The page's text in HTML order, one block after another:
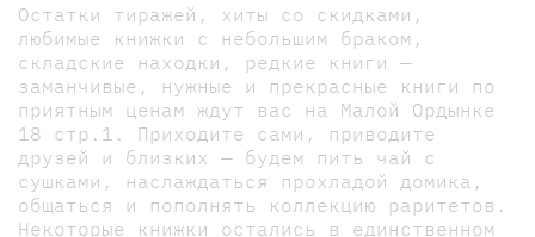
Остатки тиражей, хиты со скидками,
любимые книжки с небольшим браком,
складские находки, редкие книги —
заманчивые, нужные и прекрасные книги по
приятным ценам ждут вас на Малой Ордынке
18 стр.1. Приходите сами, приводите
друзей и близких — будем пить чай с
сушками, наслаждаться прохладой домика,
общаться и пополнять коллекцию раритетов.
Некоторые книжки остались в единственном